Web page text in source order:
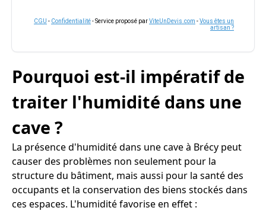
CGU - Confidentialité- Service proposé parViteUnDevis.com -Vous êtes un
artisan ?
Pourquoi est-il impératif de
traiter l'humidité dans une
cave ?
La présence d'humidité dans une cave à Brécy peut
causer des problèmes non seulement pour la
structure du bâtiment, mais aussi pour la santé des
occupants et la conservation des biens stockés dans
ces espaces. L'humidité favorise en effet :